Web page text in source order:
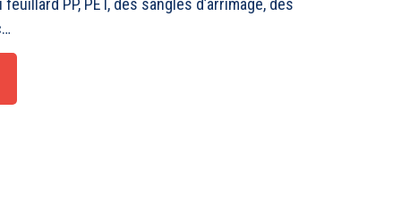
PP, PET, des sangles d’arrimage, des